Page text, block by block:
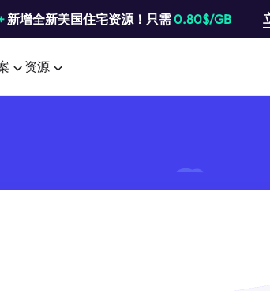
新增全新美国住宅资源！只需0.80$/GB
资源